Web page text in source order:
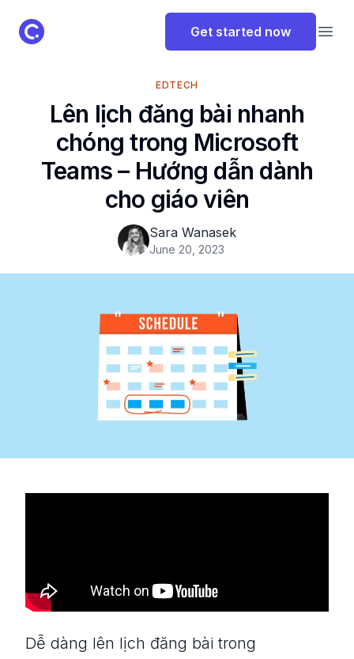
ClassPoint Logo Get started now
EDTECH
Lên lịch đăng bài nhanh
chóng trong Microsoft
Teams – Hướng dẫn dành
cho giáo viên
Sara Wanasek
June 20, 2023
Dễ dàng lên lịch đăng bài trong